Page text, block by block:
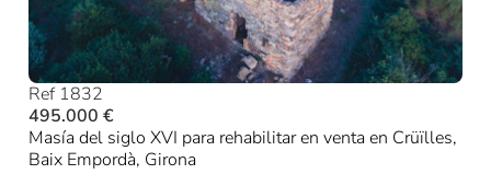
Ref 1832
495.000 €
Masía del siglo XVI para rehabilitar en venta en Crüïlles,
Baix Empordà, Girona